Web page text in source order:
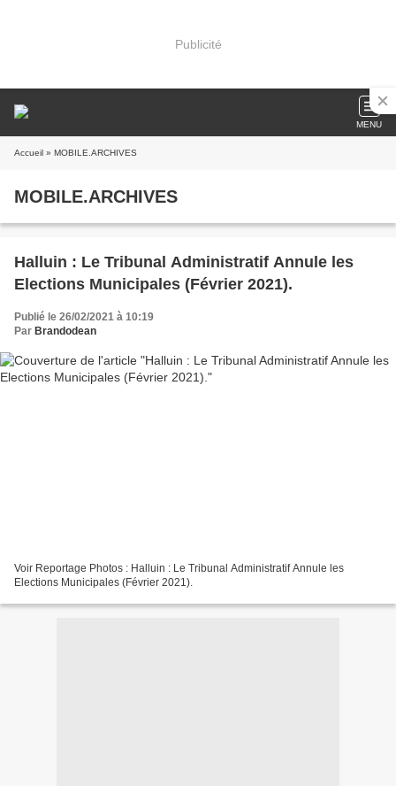
Publicité
MENU
Accueil » MOBILE.ARCHIVES
MOBILE.ARCHIVES
Halluin : Le Tribunal Administratif Annule les
Elections Municipales (Février 2021).
Publié le 26/02/2021 à 10:19
Par Brandodean
Voir Reportage Photos : Halluin : Le Tribunal Administratif Annule les
Elections Municipales (Février 2021).